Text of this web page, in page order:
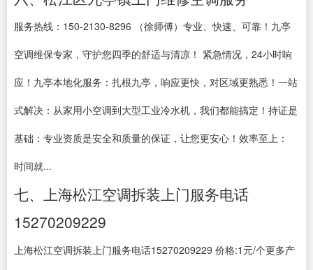
服务热线：150-2130-8296 （徐师傅）专业、快速、可靠！九亭
空调维保专家，守护您四季的舒适与清凉！ 紧急情况，24小时响
应！九亭本地化服务：扎根九亭，响应更快，对区域更熟悉！一站
式解决：从家用小空调到大型工业冷水机，我们都能搞定！持证是
基础：专业资质是安全和质量的保证，让您更安心！效率至上：
时间就...
七、上海松江空调拆装上门服务电话
15270209229
上海松江空调拆装上门服务电话15270209229 价格:1元/个更多产